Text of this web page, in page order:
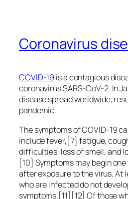
Coronavirus
COVID-19 is a contagious
coronavirus SARS-CoV-2. In
disease spread worldwide,
pandemic.
The symptoms of COVID‑19
include fever,[7] fatigue,
difficulties, loss of smell, and
[10] Symptoms may begin
after exposure to the virus. At
who are infected do not
symptoms.[11][12] Of those